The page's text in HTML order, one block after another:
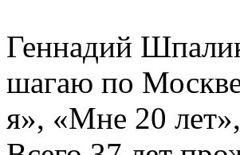
Геннадий
шагаю по
я», «Мне 20